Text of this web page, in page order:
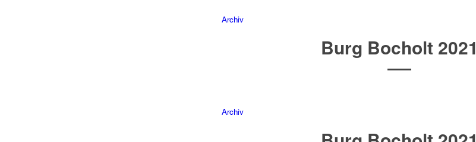
Archiv
Burg Bocholt 2021
Archiv